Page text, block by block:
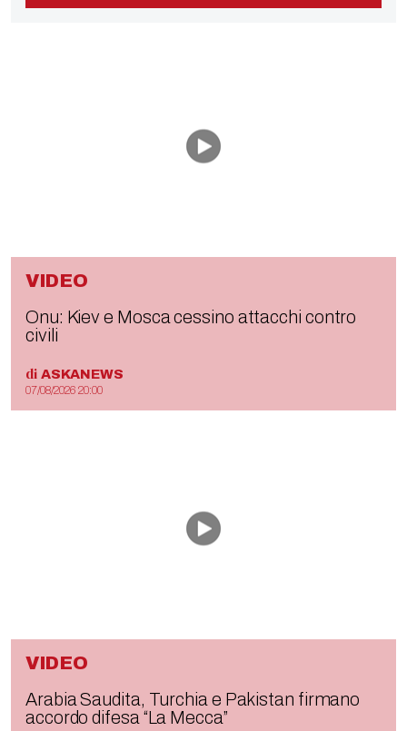
VIDEO
Onu: Kiev e Mosca cessino attacchi contro
civili
di ASKANEWS
07/08/2026 20:00
VIDEO
Arabia Saudita, Turchia e Pakistan firmano
accordo difesa “La Mecca”